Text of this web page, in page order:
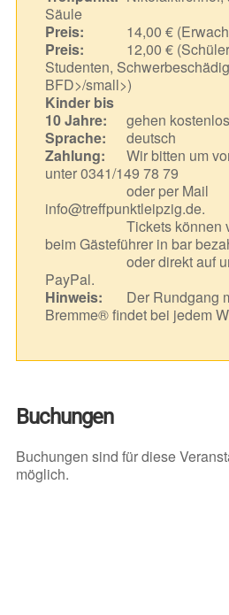
Säule
Preis:
14,00 €
Preis:
12,00 €
Studenten,
BFD>/small>)
Kinder bis
10 Jahre:
gehen
Sprache:
deutsch
Zahlung:
Wir bitten um
unter 0341/149 78 79
oder per Mail
info@treffpunktleipzig.de.
Tickets können
beim Gästeführer in bar
oder direkt auf
PayPal.
Hinweis:
Der Rundgang
Bremme® findet bei jedem
Buchungen
Buchungen sind für diese
möglich.